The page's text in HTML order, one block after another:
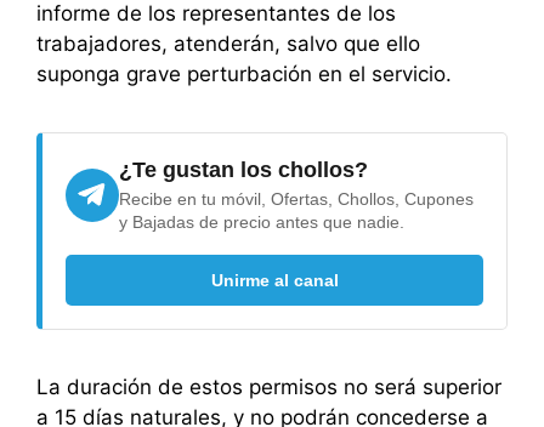
informe de los representantes de los
trabajadores, atenderán, salvo que ello
suponga grave perturbación en el servicio.
¿Te gustan los chollos?
Recibe en tu móvil, Ofertas, Chollos, Cupones
y Bajadas de precio antes que nadie.
Unirme al canal
La duración de estos permisos no será superior
a 15 días naturales, y no podrán concederse a